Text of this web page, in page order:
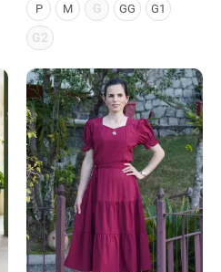
P M G GG G1
G2